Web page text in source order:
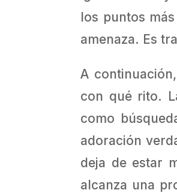
los puntos
amenaza. Es
A
con qué rito.
como
adoración
deja de estar
alcanza una